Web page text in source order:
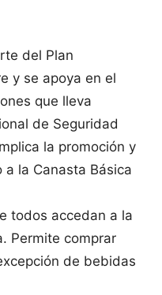
del Plan
y se apoya en el
que lleva
de Seguridad
la promoción y
la Canasta Básica
todos accedan a la
Permite comprar
de bebidas